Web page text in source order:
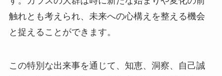
触れとも考えられ、未来への心構えを整える機会
と捉えることができます。
この特別な出来事を通じて、知恵、洞察、自己誠